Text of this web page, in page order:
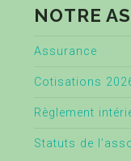
NOTRE
Assurance
Cotisations
Règlement
Statuts de